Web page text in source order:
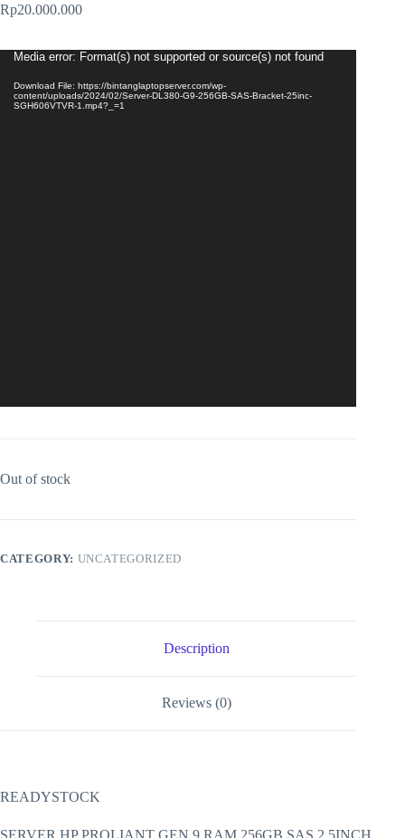
Rp20.000.000
VideoMedia error: Format(s) not supported or source(s) not found
Download File: https://bintanglaptopserver.com/wp-
content/uploads/2024/02/Server-DL380-G9-256GB-SAS-Bracket-25inc-
SGH606VTVR-1.mp4?_=1
Out of stock
CATEGORY: UNCATEGORIZED
Description
Reviews (0)
READYSTOCK